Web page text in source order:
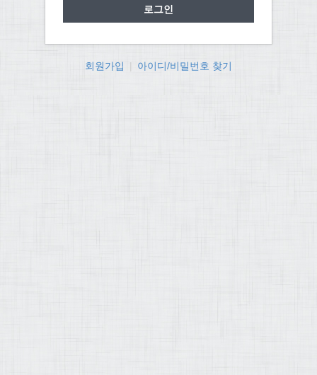
회원가입 아이디/비밀번호 찾기